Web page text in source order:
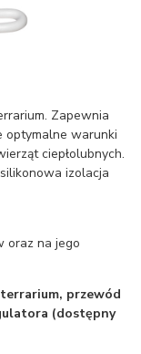
Zapewnia
optymalne warunki
ciepłolubnych.
izolacja
oraz na jego
przewód
(dostępny